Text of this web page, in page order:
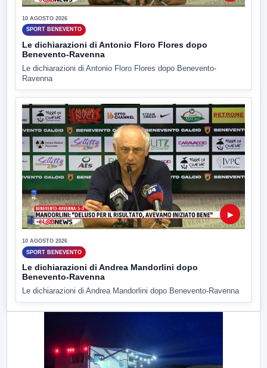
10 AGOSTO 2026
SPORT BENEVENTO
Le dichiarazioni di Antonio Floro Flores dopo
Benevento-Ravenna
Le dichiarazioni di Antonio Floro Flores dopo Benevento-
Ravenna
▶
10 AGOSTO 2026
SPORT BENEVENTO
Le dichiarazioni di Andrea Mandorlini dopo
Benevento-Ravenna
Le dichiarazioni di Andrea Mandorlini dopo Benevento-Ravenna